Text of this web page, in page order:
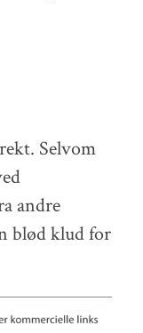
Selvom
andre
blød klud for